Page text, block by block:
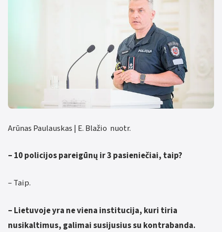
Arūnas Paulauskas | E. Blažio nuotr.
– 10 policijos pareigūnų ir 3 pasieniečiai, taip?
– Taip.
– Lietuvoje yra ne viena institucija, kuri tiria
nusikaltimus, galimai susijusius su kontrabanda.